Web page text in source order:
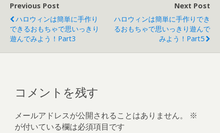
Previous Post
ハロウィンは簡単に手作り
できるおもちゃで思いっきり
遊んでみよう！part3
Next Post
ハロウィンは簡単に手作りでき
るおもちゃで思いっきり遊んで
みよう！part5
コメントを残す
メールアドレスが公開されることはありません。
※
が付いている欄は必須項目です